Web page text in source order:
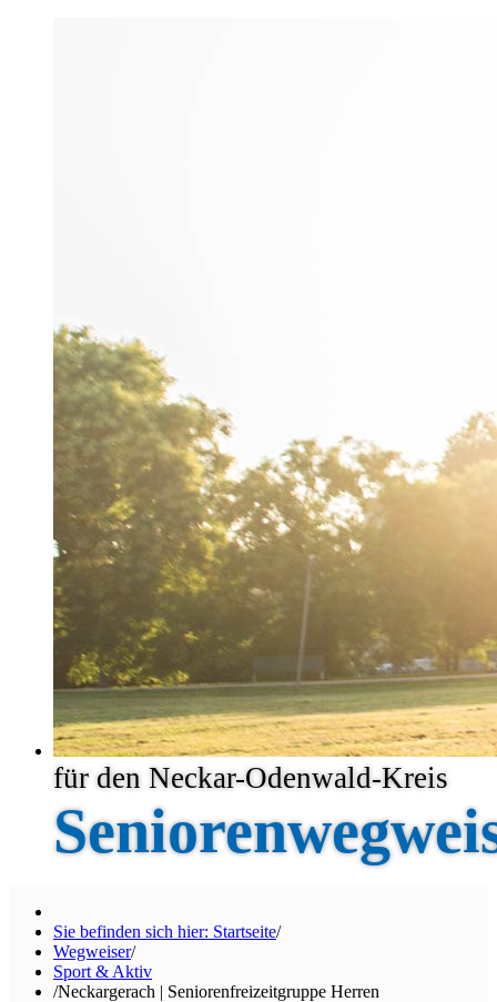
für den Neckar-Odenwald-Kreis
Sie befinden sich hier: Startseite/
Wegweiser/
Sport & Aktiv
/Neckargerach | Seniorenfreizeitgruppe Herren